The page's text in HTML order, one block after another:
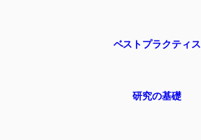
ベストプラクティス
研究の基礎